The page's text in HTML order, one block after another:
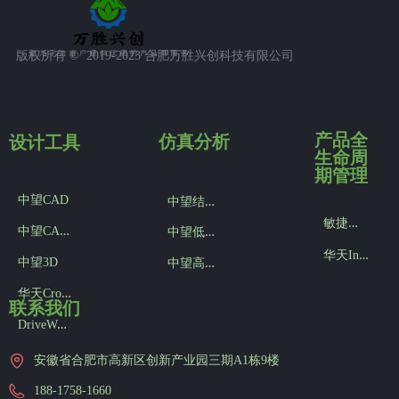
版权所有 ©  2019-2023 合肥万胜兴创科技有限公司
设计工具
中望CAD
中
望CAD机械版
中望3D
华
天CrownCAD
D
riveWorks参数化设计
中
望结构仿真
中
望低频电磁仿真
中
望高频电磁仿真
仿真分析
敏
捷版产品数据管理SMART PDM
华
天InforCenter PLM
产品全
生命周
期管理
联系我们
安徽省合肥市高新区创新产业园三期A1栋9楼
188-1758-1660